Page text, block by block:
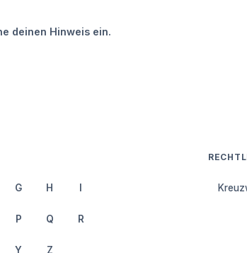
deinen Hinweis ein.
G H I
P Q R
Y Z